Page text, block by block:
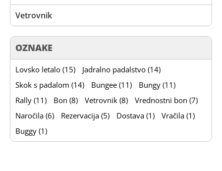
Vetrovnik
OZNAKE
Lovsko letalo (15)
Jadralno padalstvo (14)
Skok s padalom (14)
Bungee (11)
Bungy (11)
Rally (11)
Bon (8) Vetrovnik (8)
Vrednostni bon (7)
Naročila (6)
Rezervacija (5) Dostava (1)
Vračila (1)
Buggy (1)